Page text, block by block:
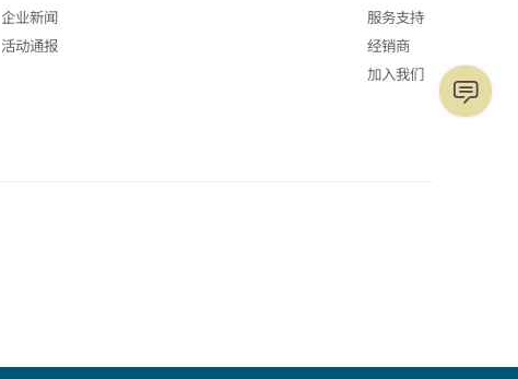
企业新闻
活动通报
服务支持
经销商
加入我们